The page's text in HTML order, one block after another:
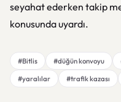
seyahat ederken takip
konusunda uyardı.
#Bitlis #düğün konvoyu
#yaralılar
#trafik kazası